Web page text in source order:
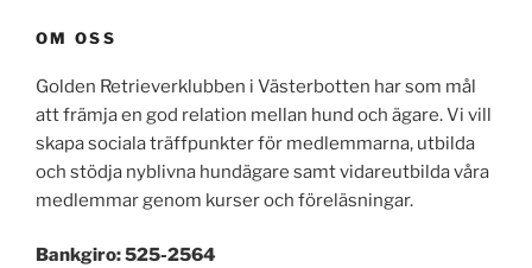
OM OSS
Golden Retrieverklubben i Västerbotten har som mål
att främja en god relation mellan hund och ägare. Vi vill
skapa sociala träffpunkter för medlemmarna, utbilda
och stödja nyblivna hundägare samt vidareutbilda våra
medlemmar genom kurser och föreläsningar.
Bankgiro: 525-2564